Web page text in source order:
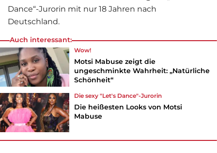
Dance“-Jurorin mit nur 18 Jahren nach
Deutschland.
Auch interessant:
Wow!
Motsi Mabuse zeigt die
ungeschminkte Wahrheit: „Natürliche
Schönheit“
Die sexy "Let's Dance"-Jurorin
Die heißesten Looks von Motsi
Mabuse